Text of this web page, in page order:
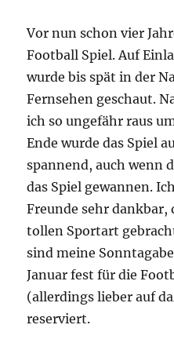
Vor nun schon vier
Football Spiel. Auf
wurde bis spät in der
Fernsehen geschaut.
ich so ungefähr raus
Ende wurde das Spiel
spannend, auch wenn
das Spiel gewannen.
Freunde sehr dankbar,
tollen Sportart
sind meine
Januar fest für die
(allerdings lieber auf
reserviert.